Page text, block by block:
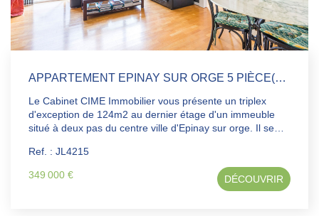
APPARTEMENT EPINAY SUR ORGE 5 PIÈCE(S) 124 M2
Le Cabinet CIME Immobilier vous présente un triplex
d'exception de 124m2 au dernier étage d'un immeuble
situé à deux pas du centre ville d'Epinay sur orge. Il se
sur le salon-séjour, à l'étage une grande chambre
lumineuse pouvant également servir de bureau ou de
salle de jeux, au dernier étage deux chambres, une salle
Ref. : JL4215
349 000 € DÉCOUVRIR